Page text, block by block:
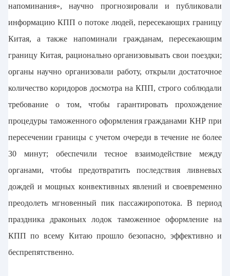
напоминания», научно прогнозировали и публиковали
информацию КПП о потоке людей, пересекающих границу
Китая, а также напоминали гражданам, пересекающим
границу Китая, рационально организовывать свои поездки;
органы научно организовали работу, открыли достаточное
количество коридоров досмотра на КПП, строго соблюдали
требование о том, чтобы гарантировать прохождение
процедуры таможенного оформления гражданами КНР при
пересечении границы с учетом очереди в течение не более
30 минут; обеспечили тесное взаимодействие между
органами, чтобы предотвратить последствия ливневых
дождей и мощных конвективных явлений и своевременно
преодолеть мгновенный пик пассажиропотока. В период
праздника драконьих лодок таможенное оформление на
КПП по всему Китаю прошло безопасно, эффективно и
беспрепятственно.